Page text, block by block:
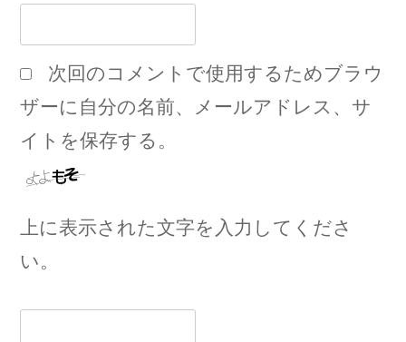
次回のコメントで使用するためブラウ
ザーに自分の名前、メールアドレス、サ
イトを保存する。
上に表示された文字を入力してくださ
い。